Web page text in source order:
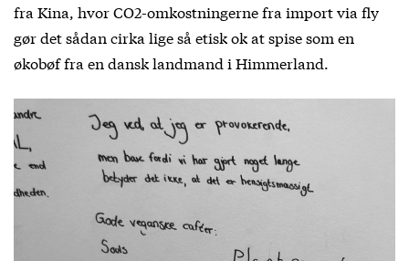
fra Kina, hvor CO2-omkostningerne fra import via fly
gør det sådan cirka lige så etisk ok at spise som en
økobøf fra en dansk landmand i Himmerland.